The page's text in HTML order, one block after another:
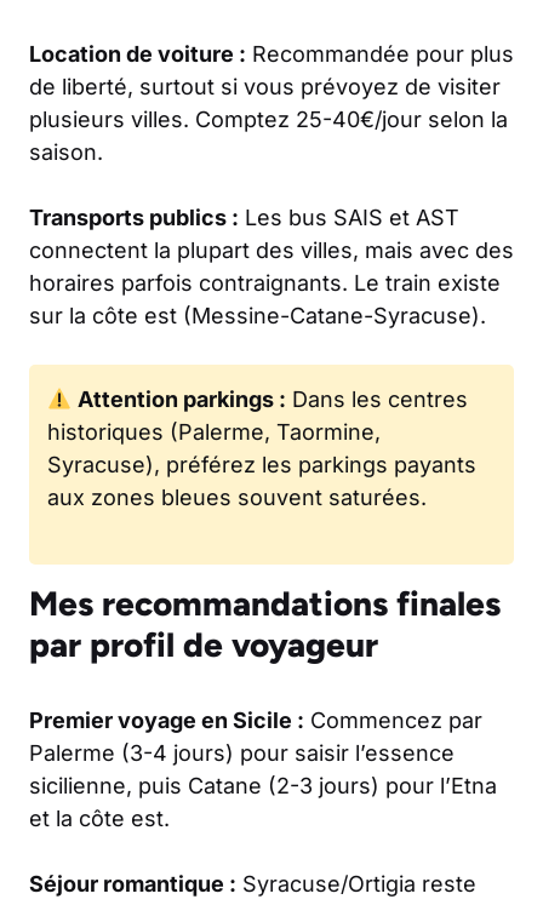
Location de voiture : Recommandée pour plus
de liberté, surtout si vous prévoyez de visiter
plusieurs villes. Comptez 25-40€/jour selon la
saison.
Transports publics : Les bus SAIS et AST
connectent la plupart des villes, mais avec des
horaires parfois contraignants. Le train existe
sur la côte est (Messine-Catane-Syracuse).
Attention parkings : Dans les centres
historiques (Palerme, Taormine,
Syracuse), préférez les parkings payants
aux zones bleues souvent saturées.
Mes recommandations finales
par profil de voyageur
Premier voyage en Sicile : Commencez par
Palerme (3-4 jours) pour saisir l’essence
sicilienne, puis Catane (2-3 jours) pour l’Etna
et la côte est.
Séjour romantique : Syracuse/Ortigia reste